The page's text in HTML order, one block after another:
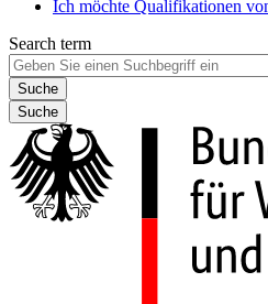
Ich möchte Qualifikationen
Search term
Suche